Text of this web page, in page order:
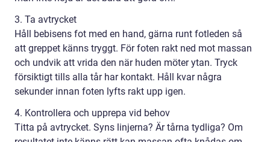
3. Ta avtrycket
Håll bebisens fot med en hand, gärna runt fotleden så
att greppet känns tryggt. För foten rakt ned mot massan
och undvik att vrida den när huden möter ytan. Tryck
försiktigt tills alla tår har kontakt. Håll kvar några
sekunder innan foten lyfts rakt upp igen.
4. Kontrollera och upprepa vid behov
Titta på avtrycket. Syns linjerna? Är tårna tydliga? Om